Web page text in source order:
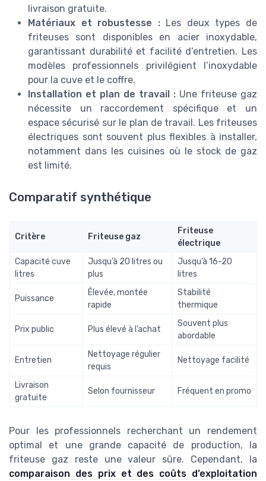
livraison gratuite.
Matériaux et robustesse :Les deux types de
friteuses sont disponibles en acier inoxydable,
garantissant durabilité et facilité d’entretien. Les
modèles professionnels privilégient l’inoxydable
pour la cuve et le coffre.
Installation et plan de travail : Une friteuse gaz
nécessite un raccordement spécifique et un
espace sécurisé sur le plan de travail. Les friteuses
électriques sont souvent plus flexibles à installer,
notamment dans les cuisines où le stock de gaz
est limité.
Comparatif synthétique
Critère Friteuse gaz
Friteuse
électrique
Capacité cuve
litres
Jusqu’à 20 litres ou
plus
Jusqu’à 16-20
litres
Puissance
Élevée, montée
rapide
Stabilité
thermique
Prix public Plus élevé à l’achat
Souvent plus
abordable
Entretien
Nettoyage régulier
requis
Nettoyage facilité
Livraison
gratuite
Selon fournisseur Fréquent en promo
Pour les professionnels recherchant un rendement
optimal et une grande capacité de production, la
friteuse gaz reste une valeur sûre. Cependant, la
comparaison des prix et des coûts d’exploitation